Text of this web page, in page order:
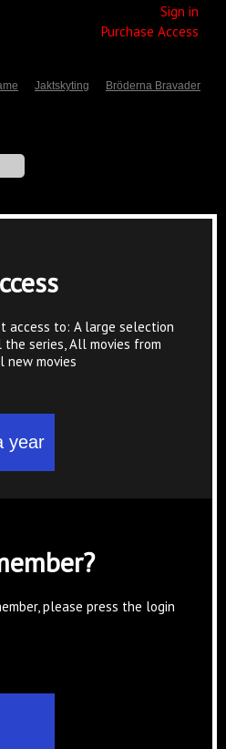
Sign in
Purchase Access
Jaktskyting Bröderna Bravader
access to: A large selection
series, All movies from
new movies
please press the login